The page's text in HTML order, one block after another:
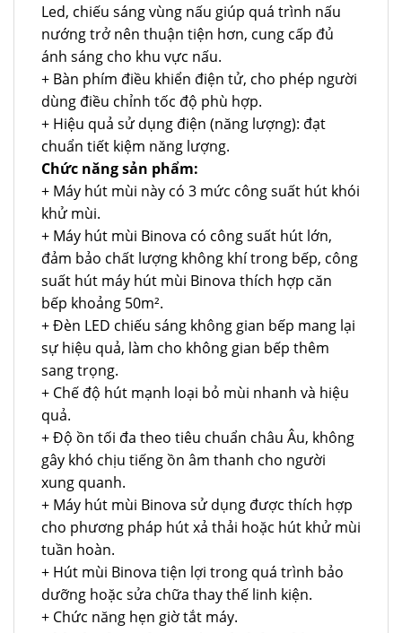
Led, chiếu sáng vùng nấu giúp quá trình nấu
nướng trở nên thuận tiện hơn, cung cấp đủ
ánh sáng cho khu vực nấu.
+ Bàn phím điều khiển điện tử, cho phép người
dùng điều chỉnh tốc độ phù hợp.
+ Hiệu quả sử dụng điện (năng lượng): đạt
chuẩn tiết kiệm năng lượng.
Chức năng sản phẩm:
+ Máy hút mùi này có 3 mức công suất hút khói
khử mùi.
+ Máy hút mùi Binova có công suất hút lớn,
đảm bảo chất lượng không khí trong bếp, công
suất hút máy hút mùi Binova thích hợp căn
bếp khoảng 50m².
+ Đèn LED chiếu sáng không gian bếp mang lại
sự hiệu quả, làm cho không gian bếp thêm
sang trọng.
+ Chế độ hút mạnh loại bỏ mùi nhanh và hiệu
quả.
+ Độ ồn tối đa theo tiêu chuẩn châu Âu, không
gây khó chịu tiếng ồn âm thanh cho người
xung quanh.
+ Máy hút mùi Binova sử dụng được thích hợp
cho phương pháp hút xả thải hoặc hút khử mùi
tuần hoàn.
+ Hút mùi Binova tiện lợi trong quá trình bảo
dưỡng hoặc sửa chữa thay thế linh kiện.
+ Chức năng hẹn giờ tắt máy.